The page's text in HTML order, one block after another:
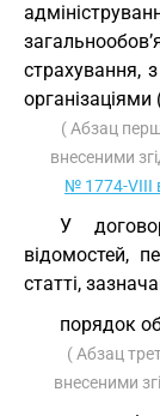
страхування,
( Абзац
внесеними
№ 1774-VIII
У
відомостей,
статті,
порядок
( Абзац
внесеними